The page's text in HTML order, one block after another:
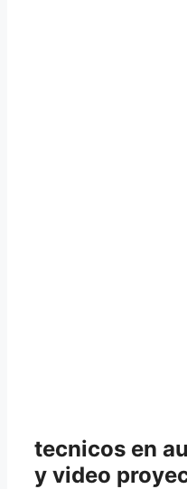
tecnicos en
y video